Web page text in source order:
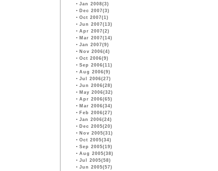
・ Jan 2008(3)
・ Dec 2007(3)
・ Oct 2007(1)
・ Jun 2007(13)
・ Apr 2007(2)
・ Mar 2007(14)
・ Jan 2007(9)
・ Nov 2006(4)
・ Oct 2006(9)
・ Sep 2006(11)
・ Aug 2006(9)
・ Jul 2006(27)
・ Jun 2006(28)
・ May 2006(32)
・ Apr 2006(65)
・ Mar 2006(34)
・ Feb 2006(27)
・ Jan 2006(24)
・ Dec 2005(20)
・ Nov 2005(31)
・ Oct 2005(34)
・ Sep 2005(19)
・ Aug 2005(38)
・ Jul 2005(58)
・ Jun 2005(57)